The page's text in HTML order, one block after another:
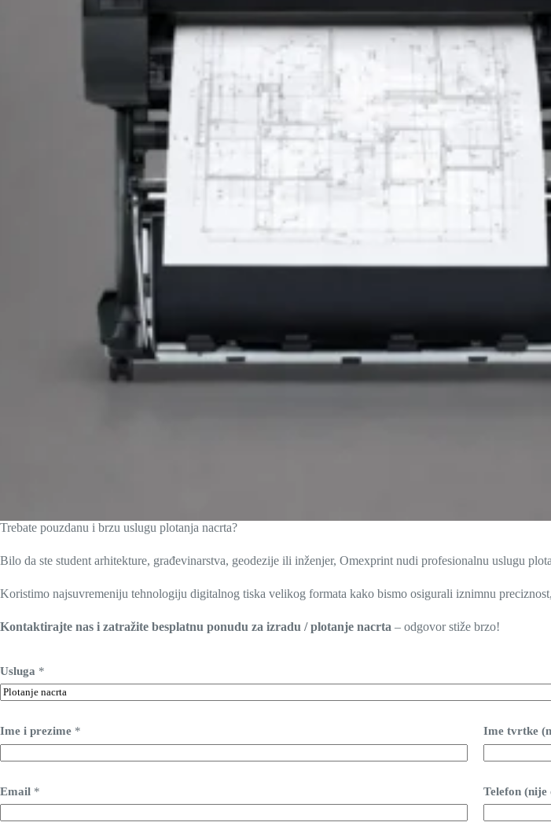
Trebate pouzdanu i brzu uslugu plotanja nacrta?
Bilo da ste student arhitekture, građevinarstva, geodezije ili inženjer, Omexprint nudi profesionalnu uslugu
Koristimo najsuvremeniju tehnologiju digitalnog tiska velikog formata kako bismo osigurali iznimnu
Kontaktirajte nas i zatražite besplatnu ponudu za izradu / plotanje nacrta – odgovor stiže brzo!
Usluga *
Ime i prezime * Ime tvrtke
Email * Telefon (nije